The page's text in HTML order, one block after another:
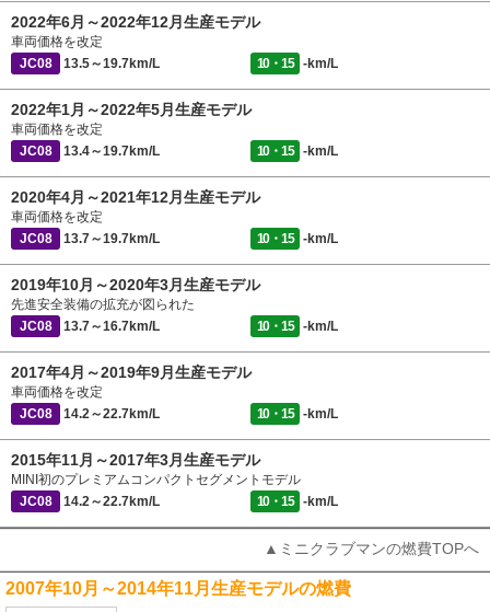
2022年6月～2022年12月生産モデル
車両価格を改定
JC08
13.5～19.7km/L 10・15 -km/L
2022年1月～2022年5月生産モデル
車両価格を改定
JC08
13.4～19.7km/L 10・15 -km/L
2020年4月～2021年12月生産モデル
車両価格を改定
JC08
13.7～19.7km/L 10・15 -km/L
2019年10月～2020年3月生産モデル
先進安全装備の拡充が図られた
JC08
13.7～16.7km/L 10・15 -km/L
2017年4月～2019年9月生産モデル
車両価格を改定
JC08
14.2～22.7km/L 10・15 -km/L
2015年11月～2017年3月生産モデル
MINI初のプレミアムコンパクトセグメントモデル
JC08
14.2～22.7km/L 10・15 -km/L
▲ミニクラブマンの燃費TOPへ
2007年10月～2014年11月生産モデルの燃費